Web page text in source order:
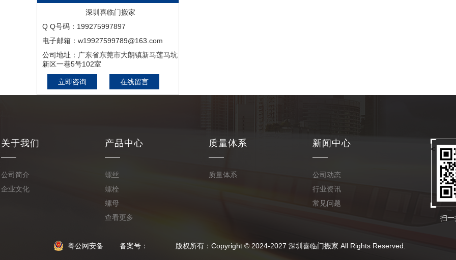
圳宝安搬家 深圳福田搬家
深圳罗湖搬家 深圳龙岗搬
家
深圳喜临门搬家
Q Q号码：199275997897
电子邮箱：w19927599789@163.com
公司地址：广东省东莞市大朗镇新马莲马坑
新区一巷5号102室
立即咨询 在线留言
关于我们
公司简介
企业文化
产品中心
螺丝
螺栓
螺母
查看更多
质量体系
质量体系
新闻中心
公司动态
行业资讯
常见问题
扫一
<
粤公网安备 备案号： 版权所有：Copyright © 2024-2027 深圳喜临门搬家 All Rights Reserved.